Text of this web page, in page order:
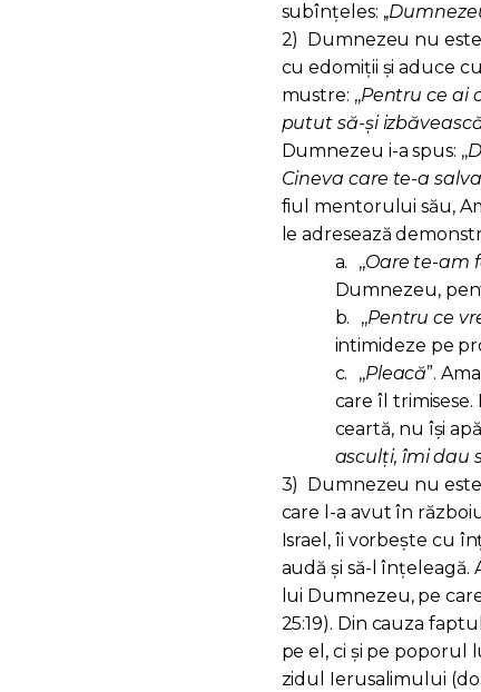
subînțeles: ,,
2) Dumnezeu nu
cu edomiții și aduce
mustre: ,,Pentru ce ai
putut să-și
Dumnezeu i-a spus: ,,
Cineva care te-a
fiul mentorului său,
le adresează
a.
,,Oare te-am
Dumnezeu,
b.
,,Pentru ce
intimideze pe
c.
,,Pleacă”.
care îl
ceartă, nu își
asculți, îmi dau
3) Dumnezeu nu
care l-a avut în
Israel, îi vorbește cu
audă și să-l înțeleagă.
lui Dumnezeu, pe
25:19). Din cauza
pe el, ci și pe poporul
zidul Ierusalimului